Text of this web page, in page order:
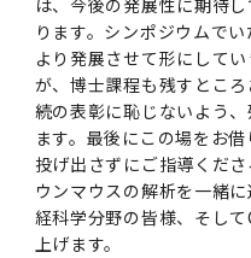
は、今後の発展性に期待
ります。シンポジウムで
より発展させて形にして
が、博士課程も残すとこ
続の表彰に恥じないよう
ます。最後にこの場をお
投げ出さずにご指導くだ
ウンマウスの解析を一緒
経科学分野の皆様、そし
上げます。